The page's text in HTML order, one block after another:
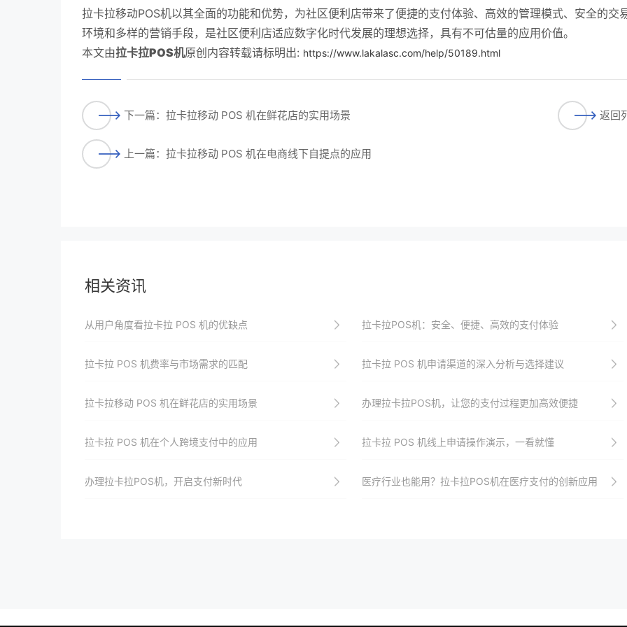
拉卡拉移动POS机以其全面的功能和优势，为社区便利店带来了便捷的支付体验、高效的管理模式、安全的交
环境和多样的营销手段，是社区便利店适应数字化时代发展的理想选择，具有不可估量的应用价值。
本文由拉卡拉POS机原创内容转载请标明出: https://www.lakalasc.com/help/50189.html
下一篇：拉卡拉移动 POS 机在鲜花店的实用场景
上一篇：拉卡拉移动 POS 机在电商线下自提点的应用
返回
相关资讯
从用户角度看拉卡拉 POS 机的优缺点​ 拉卡拉POS机：安全、便捷、高效的支付体验
拉卡拉 POS 机费率与市场需求的匹配 拉卡拉 POS 机申请渠道的深入分析与选择建议
拉卡拉移动 POS 机在鲜花店的实用场景 办理拉卡拉POS机，让您的支付过程更加高效便捷
拉卡拉 POS 机在个人跨境支付中的应用 拉卡拉 POS 机线上申请操作演示，一看就懂
办理拉卡拉POS机，开启支付新时代 医疗行业也能用？拉卡拉POS机在医疗支付的创新应用